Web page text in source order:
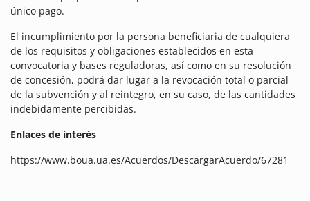
único pago.
El incumplimiento por la persona beneficiaria de cualquiera
de los requisitos y obligaciones establecidos en esta
convocatoria y bases reguladoras, así como en su resolución
de concesión, podrá dar lugar a la revocación total o parcial
de la subvención y al reintegro, en su caso, de las cantidades
indebidamente percibidas.
Enlaces de interés
https://www.boua.ua.es/Acuerdos/DescargarAcuerdo/67281